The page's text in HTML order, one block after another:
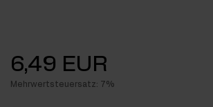
6,49 EUR
Mehrwertsteuersatz: 7%